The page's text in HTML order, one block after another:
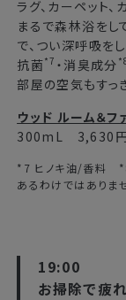
ラグ、カーペット、
まるで森林浴をし
で、つい深呼吸を
抗菌*7 ・消臭成分
部屋の空気もすっ
ウッド ルーム＆フ
300mL 3,630
*7 ヒノキ油/香料 *8
あるわけではありませ
19:00
お掃除で疲